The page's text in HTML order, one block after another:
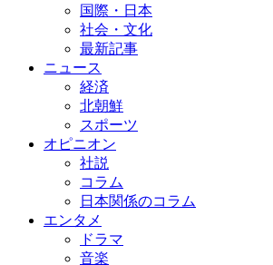
国際・日本
社会・文化
最新記事
ニュース
経済
北朝鮮
スポーツ
オピニオン
社説
コラム
日本関係のコラム
エンタメ
ドラマ
音楽